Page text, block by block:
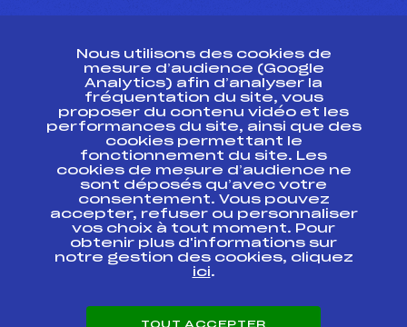
Ressources
Pass’Neige
Projet sportif fédéral
Projet de performance fédéral
Antidopage
Pôle Développement, Formation, Suivi
Scientifique
Listes ministérielles
Pôle vie de l’athlète
Enseignement professionnel
Nous utilisons des cookies de
mesure d’audience (Google
Analytics) afin d’analyser la
fréquentation du site, vous
proposer du contenu vidéo et les
performances du site, ainsi que des
cookies permettant le
fonctionnement du site. Les
cookies de mesure d’audience ne
sont déposés qu’avec votre
consentement. Vous pouvez
accepter, refuser ou personnaliser
vos choix à tout moment. Pour
obtenir plus d'informations sur
notre gestion des cookies, cliquez
ici.
TOUT ACCEPTER